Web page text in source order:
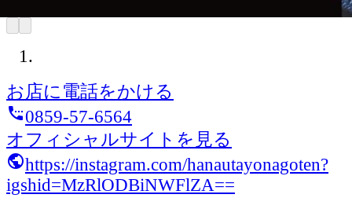
お店に電話をかける
settings_phone0859-57-6564
オフィシャルサイトを見る
publichttps://instagram.com/hanautayonagoten?
igshid=MzRlODBiNWFlZA==